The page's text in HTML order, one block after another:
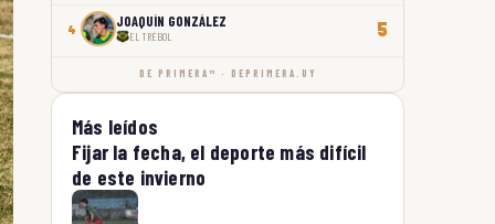
4 JOAQUÍN GONZÁLEZ
EL TRÉBOL 5
DE PRIMERA™ · DEPRIMERA.UY
Más leídos
Fijar la fecha, el deporte más difícil
de este invierno